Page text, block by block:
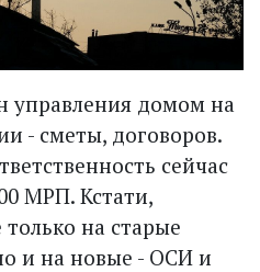
управления домом на
- сметы, договоров.
сейчас
МРП. Кстати,
на старые
и на новые - ОСИ и